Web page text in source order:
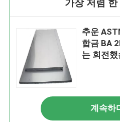
가장 저렴
추운
합금 BA
는 회전
계속하